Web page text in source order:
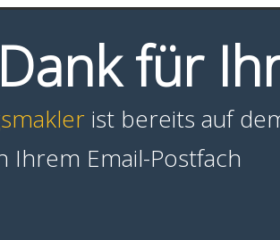
für
ist bereits auf
Ihrem Email-Postfach